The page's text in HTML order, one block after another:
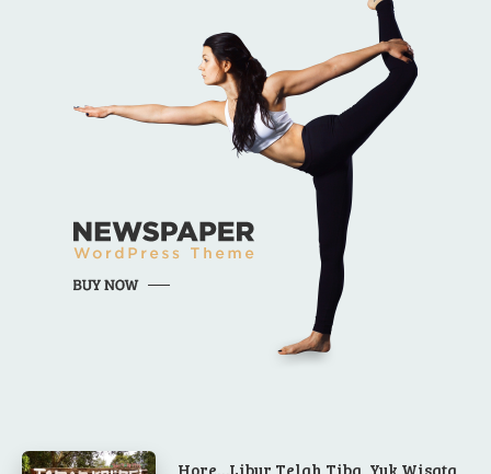
Hore…Libur Telah Tiba, Yuk Wisata